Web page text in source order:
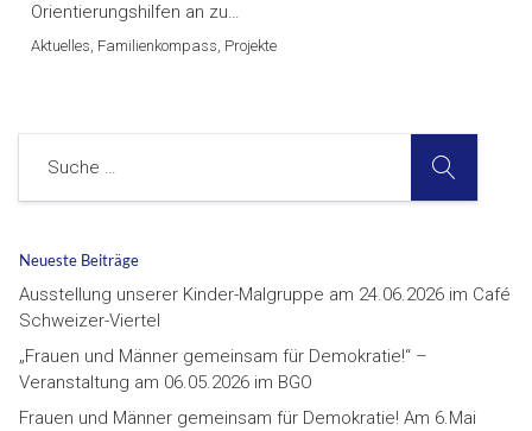
Orientierungshilfen an zu…
Aktuelles, Familienkompass, Projekte
Neueste Beiträge
Ausstellung unserer Kinder-Malgruppe am 24.06.2026 im Café
Schweizer-Viertel
„Frauen und Männer gemeinsam für Demokratie!“ –
Veranstaltung am 06.05.2026 im BGO
Frauen und Männer gemeinsam für Demokratie! Am 6.Mai